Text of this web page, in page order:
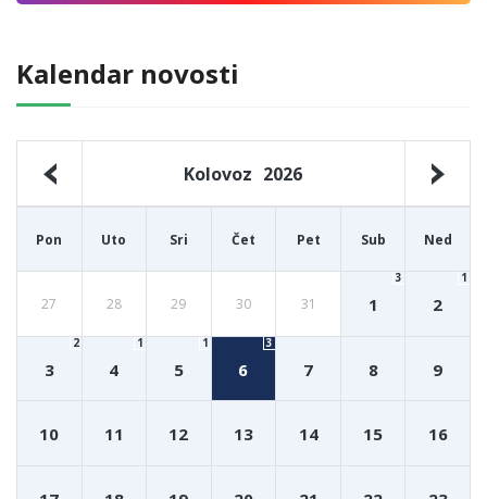
Kalendar novosti
Kolovoz 2026
Pon Uto Sri Čet Pet Sub Ned
27 28 29 30 31 1
3
2
1
3
2
4
1
5
1
6
3
7 8 9
10 11 12 13 14 15 16